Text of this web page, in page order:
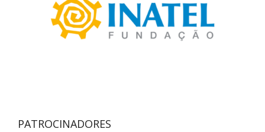
PATROCINADORES